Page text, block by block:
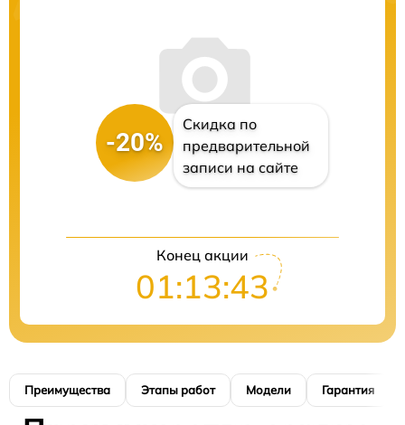
-20%
Скидка по
предварительной
записи на сайте
Конец акции
01:13:42
Преимущества Этапы работ Модели Гарантия